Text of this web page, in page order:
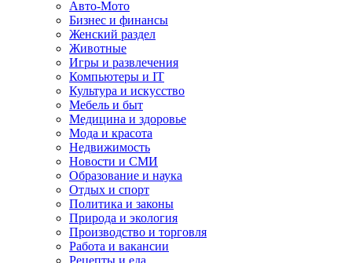
Авто-Мото
Бизнес и финансы
Женский раздел
Животные
Игры и развлечения
Компьютеры и IT
Культура и искусство
Мебель и быт
Медицина и здоровье
Мода и красота
Недвижимость
Новости и СМИ
Образование и наука
Отдых и спорт
Политика и законы
Природа и экология
Производство и торговля
Работа и вакансии
Рецепты и еда